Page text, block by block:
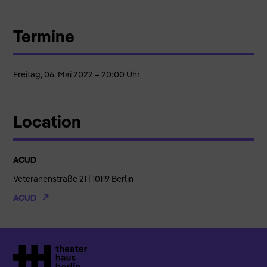
Termine
Freitag, 06. Mai 2022 – 20:00 Uhr
Location
ACUD
Veteranenstraße 21 | 10119 Berlin
ACUD